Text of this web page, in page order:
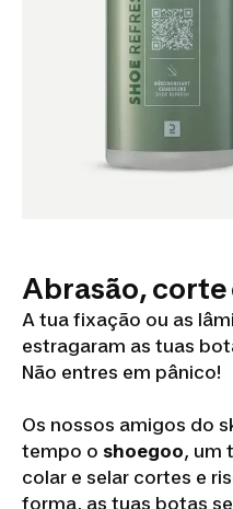
Abrasão, corte
A tua fixação ou as
estragaram as tuas
Não entres em pânico!
Os nossos amigos do
tempo o shoegoo, um
colar e selar cortes e
forma, as tuas botas